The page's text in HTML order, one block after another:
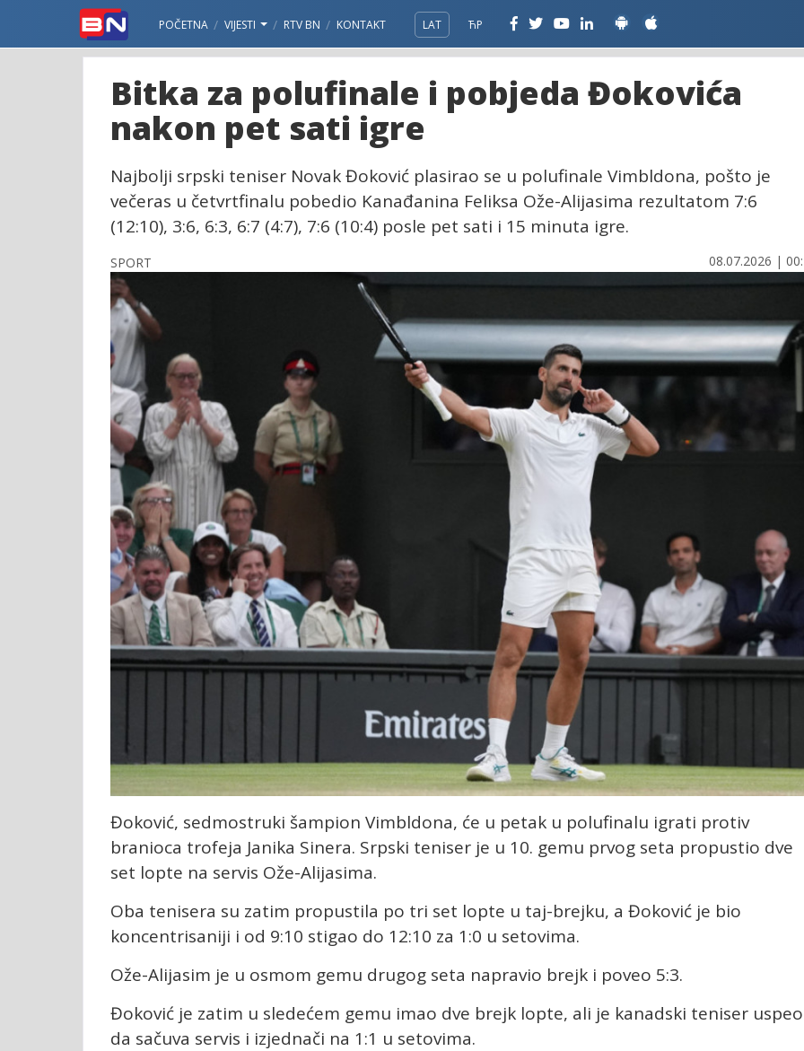
POČETNA VIJESTI RTV BN KONTAKT LAT ЋР
Bitka za polufinale i pobjeda Đokovića
nakon pet sati igre
Najbolji srpski teniser Novak Đoković plasirao se u polufinale Vimbldona, pošto je
večeras u četvrtfinalu pobedio Kanađanina Feliksa Ože-Alijasima rezultatom 7:6
(12:10), 3:6, 6:3, 6:7 (4:7), 7:6 (10:4) posle pet sati i 15 minuta igre.
SPORT 08.07.2026 |
Đoković, sedmostruki šampion Vimbldona, će u petak u polufinalu igrati protiv
branioca trofeja Janika Sinera. Srpski teniser je u 10. gemu prvog seta propustio dve
set lopte na servis Ože-Alijasima.
Oba tenisera su zatim propustila po tri set lopte u taj-brejku, a Đoković je bio
koncentrisaniji i od 9:10 stigao do 12:10 za 1:0 u setovima.
Ože-Alijasim je u osmom gemu drugog seta napravio brejk i poveo 5:3.
Đoković je zatim u sledećem gemu imao dve brejk lopte, ali je kanadski teniser uspeo
da sačuva servis i izjednači na 1:1 u setovima.